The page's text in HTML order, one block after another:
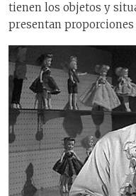
tienen los objetos y
presentan proporciones